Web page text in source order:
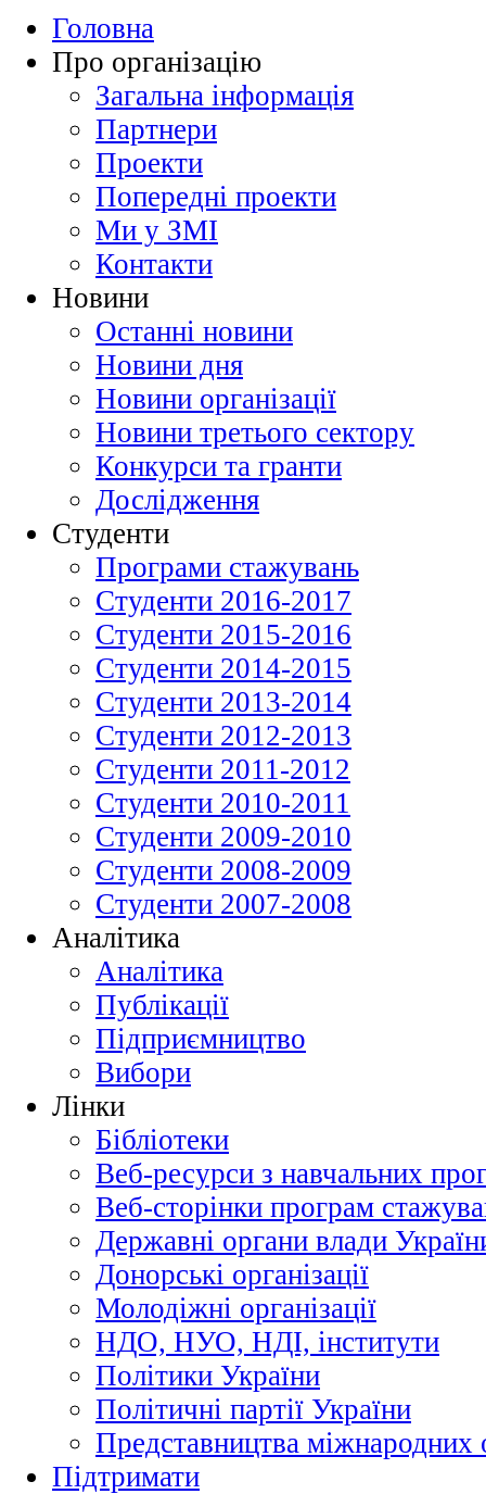
Головна
Про організацію
Загальна інформація
Партнери
Проекти
Попередні проекти
Ми у ЗМІ
Контакти
Новини
Останні новини
Новини дня
Новини організації
Новини третього сектору
Конкурси та гранти
Дослідження
Студенти
Програми стажувань
Студенти 2016-2017
Студенти 2015-2016
Студенти 2014-2015
Студенти 2013-2014
Студенти 2012-2013
Студенти 2011-2012
Студенти 2010-2011
Студенти 2009-2010
Студенти 2008-2009
Студенти 2007-2008
Аналітика
Аналітика
Публікації
Підприємництво
Вибори
Лінки
Бібліотеки
Веб-ресурси з навчальних
Веб-сторінки програм
Державні органи влади
Донорські організації
Молодіжні організації
НДО, НУО, НДІ, інститути
Політики України
Політичні партії України
Представництва міжнародних
Підтримати